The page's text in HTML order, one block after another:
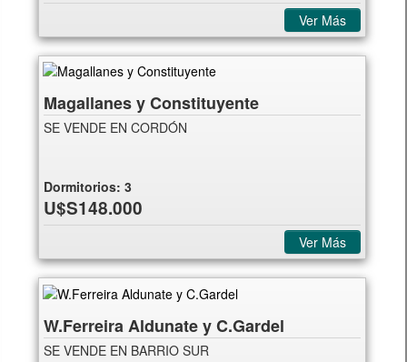
Ver Más
Magallanes y Constituyente
SE VENDE EN CORDÓN
Dormitorios:3
U$S148.000
Ver Más
W.Ferreira Aldunate y C.Gardel
SE VENDE EN BARRIO SUR